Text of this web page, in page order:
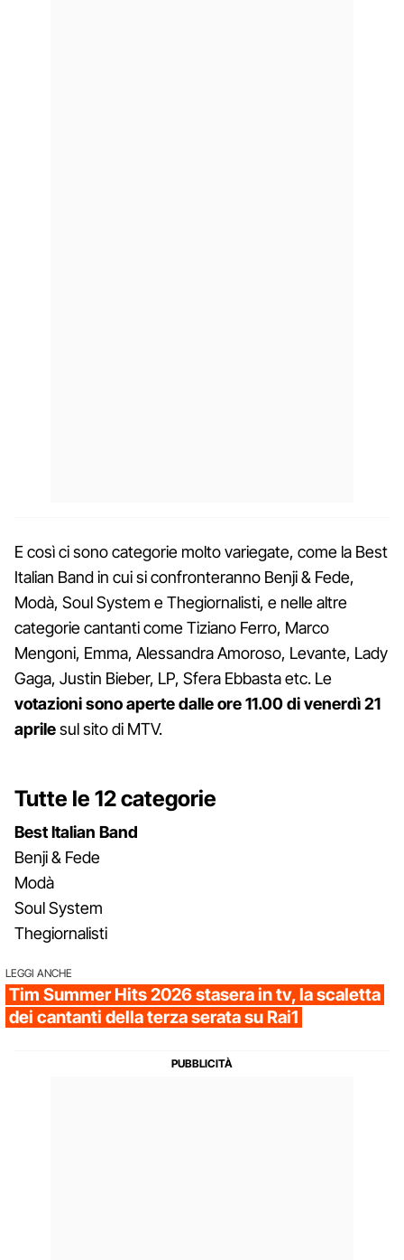
E così ci sono categorie molto variegate, come la Best
Italian Band in cui si confronteranno Benji & Fede,
Modà, Soul System e Thegiornalisti, e nelle altre
categorie cantanti come Tiziano Ferro, Marco
Mengoni, Emma, Alessandra Amoroso, Levante, Lady
Gaga, Justin Bieber, LP, Sfera Ebbasta etc. Le
votazioni sono aperte dalle ore 11.00 di venerdì 21
aprilesul sito di MTV.
Tutte le 12 categorie
Best Italian Band
Benji & Fede
Modà
Soul System
Thegiornalisti
LEGGI ANCHE
Tim Summer Hits 2026 stasera in tv, la scaletta
dei cantanti della terza serata su Rai1